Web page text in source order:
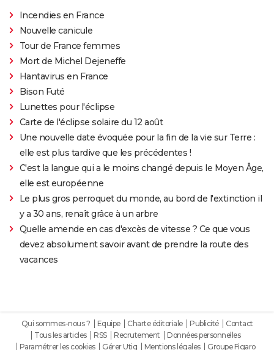
Incendies en France
Nouvelle canicule
Tour de France femmes
Mort de Michel Dejeneffe
Hantavirus en France
Bison Futé
Lunettes pour l'éclipse
Carte de l'éclipse solaire du 12 août
Une nouvelle date évoquée pour la fin de la vie sur Terre :
elle est plus tardive que les précédentes !
C'est la langue qui a le moins changé depuis le Moyen Âge,
elle est européenne
Le plus gros perroquet du monde, au bord de l'extinction il
y a 30 ans, renaît grâce à un arbre
Quelle amende en cas d'excès de vitesse ? Ce que vous
devez absolument savoir avant de prendre la route des
vacances
Qui sommes-nous ? Equipe Charte éditoriale Publicité
Contact
Tous les articles
RSS Recrutement
Données personnelles
Paramétrer les cookies
Gérer Utiq Mentions légales Groupe Figaro